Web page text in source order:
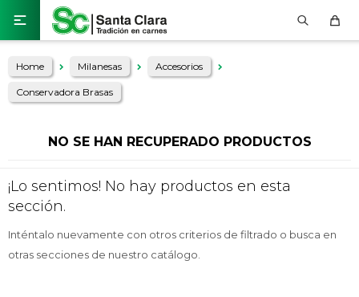

Home Milanesas Accesorios
Conservadora Brasas
NO SE HAN RECUPERADO PRODUCTOS
¡Lo sentimos! No hay productos en esta
sección.
Inténtalo nuevamente con otros criterios de filtrado o busca en
otras secciones de nuestro catálogo.